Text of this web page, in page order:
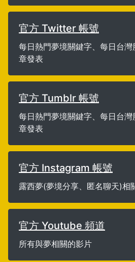
官方 Twitter 帳號
每日熱門夢境關鍵字、每日台
章發表
官方 Tumblr 帳號
每日熱門夢境關鍵字、每日台
章發表
官方 Instagram 帳號
露西夢(夢境分享、匿名聊天)相
官方 Youtube 頻道
所有與夢相關的影片